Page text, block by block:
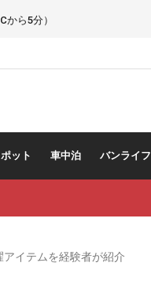
ら5分）
ット 車中泊 バンライフ
イテムを経験者が紹介